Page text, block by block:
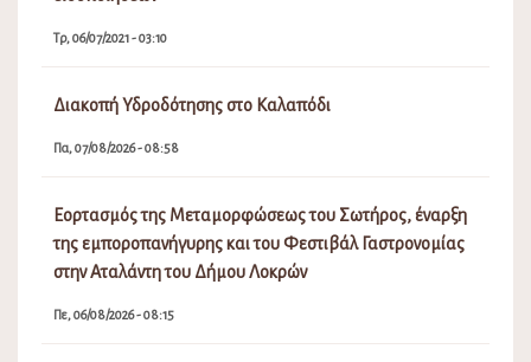
Τρ, 06/07/2021 - 03:10
Διακοπή Υδροδότησης στο Καλαπόδι
Πα, 07/08/2026 - 08:58
Εορτασμός της Μεταμορφώσεως του Σωτήρος, έναρξη
της εμποροπανήγυρης και του Φεστιβάλ Γαστρονομίας
στην Αταλάντη του Δήμου Λοκρών
Πε, 06/08/2026 - 08:15